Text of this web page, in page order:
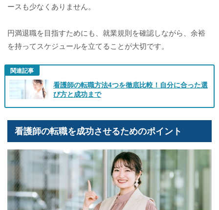
ースも少なくありません。
円満退職を目指すためにも、就業規則を確認しながら、余裕
を持ってスケジュールを立てることが大切です。
関連記事
看護師の転職方法4つを徹底比較！自分に合った選
び方と成功まで
看護師の転職を成功させるためのポイント